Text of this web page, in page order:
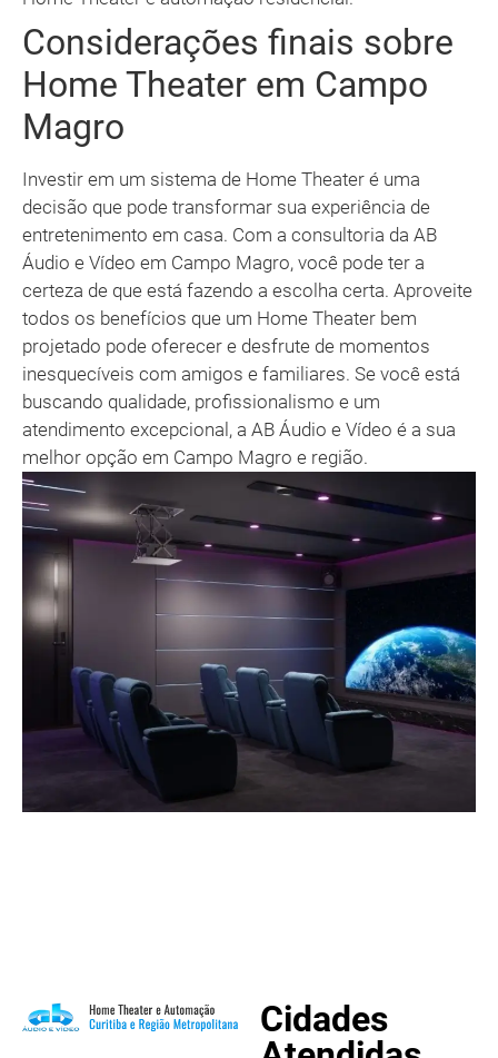
Considerações finais sobre
Home Theater em Campo
Magro
Investir em um sistema de Home Theater é uma
decisão que pode transformar sua experiência de
entretenimento em casa. Com a consultoria da AB
Áudio e Vídeo em Campo Magro, você pode ter a
certeza de que está fazendo a escolha certa. Aproveite
todos os benefícios que um Home Theater bem
projetado pode oferecer e desfrute de momentos
inesquecíveis com amigos e familiares. Se você está
buscando qualidade, profissionalismo e um
atendimento excepcional, a AB Áudio e Vídeo é a sua
melhor opção em Campo Magro e região.
Cidades